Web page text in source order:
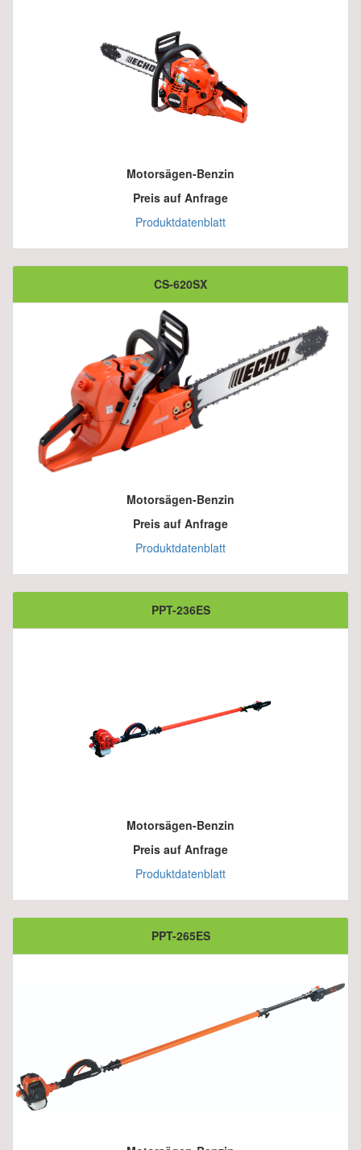
Motorsägen-Benzin
Preis auf Anfrage
Produktdatenblatt
CS-620SX
Motorsägen-Benzin
Preis auf Anfrage
Produktdatenblatt
PPT-236ES
Motorsägen-Benzin
Preis auf Anfrage
Produktdatenblatt
PPT-265ES